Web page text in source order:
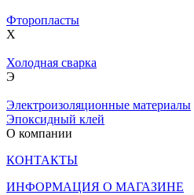
Фторопласты
Х
Холодная сварка
Э
Электроизоляционные материалы
Эпоксидный клей
О компании
КОНТАКТЫ
ИНФОРМАЦИЯ О МАГАЗИНЕ